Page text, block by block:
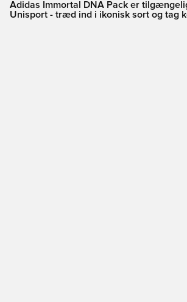
Adidas Immortal DNA Pack er
Unisport - træd ind i ikonisk sort og tag